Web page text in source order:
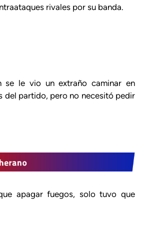
rivales por su banda.
se le vio un extraño caminar en
del partido, pero no necesitó pedir
apagar fuegos, solo tuvo que